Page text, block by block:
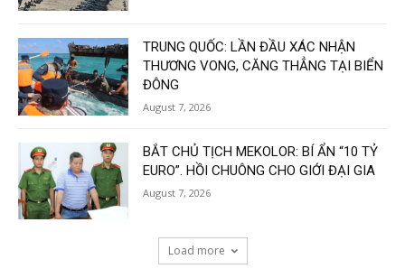
TRUNG QUỐC: LẦN ĐẦU XÁC NHẬN
THƯƠNG VONG, CĂNG THẲNG TẠI BIỂN
ĐÔNG
August 7, 2026
BẮT CHỦ TỊCH MEKOLOR: BÍ ẨN “10 TỶ
EURO”. HỒI CHUÔNG CHO GIỚI ĐẠI GIA
August 7, 2026
Load more